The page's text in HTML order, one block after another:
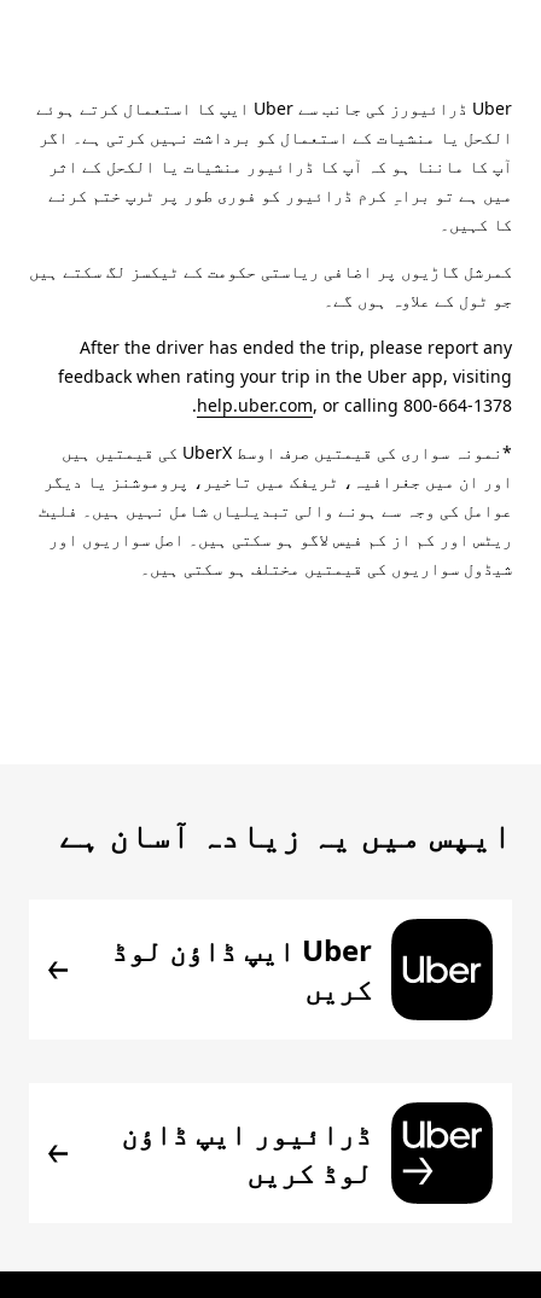
Uber ڈرائیورز کی جانب سے Uber ایپ کا استعمال کرتے ہوئے
الکحل یا منشیات کے استعمال کو برداشت نہیں کرتی ہے۔ اگر
آپ کا ماننا ہو کہ آپ کا ڈرائیور منشیات یا الکحل کے اثر
میں ہے تو براہِ کرم ڈرائیور کو فوری طور پر ٹرپ ختم کرنے
کا کہیں۔
کمرشل گاڑیوں پر اضافی ریاستی حکومت کے ٹیکسز لگ سکتے ہیں
جو ٹول کے علاوہ ہوں گے۔
After the driver has ended the trip, please report any
feedback when rating your trip in the Uber app, visiting
help.uber.com, or calling 800-664-1378.
*نمونہ سواری کی قیمتیں صرف اوسط UberX کی قیمتیں ہیں
اور ان میں جغرافیہ، ٹریفک میں تاخیر، پروموشنز یا دیگر
عوامل کی وجہ سے ہونے والی تبدیلیاں شامل نہیں ہیں۔ فلیٹ
ریٹس اور کم از کم فیس لاگو ہو سکتی ہیں۔ اصل سواریوں اور
شیڈول سواریوں کی قیمتیں مختلف ہو سکتی ہیں۔
ایپس میں یہ زیادہ آسان ہے
Uber ایپ ڈاؤن لوڈ
کریں
ڈرائیور ایپ ڈاؤن
لوڈ کریں